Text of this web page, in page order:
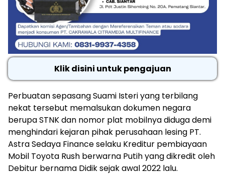
Klik disini untuk pengajuan
Perbuatan sepasang Suami Isteri yang terbilang
nekat tersebut memalsukan dokumen negara
berupa STNK dan nomor plat mobilnya diduga demi
menghindari kejaran pihak perusahaan lesing PT.
Astra Sedaya Finance selaku Kreditur pembiayaan
Mobil Toyota Rush berwarna Putih yang dikredit oleh
Debitur bernama Didik sejak awal 2022 lalu.